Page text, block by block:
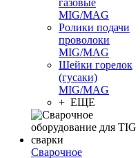
газовые
MIG/MAG
Ролики подачи
проволоки
MIG/MAG
Шейки горелок
(гусаки)
MIG/MAG
+ ЕЩЕ
Сварочное